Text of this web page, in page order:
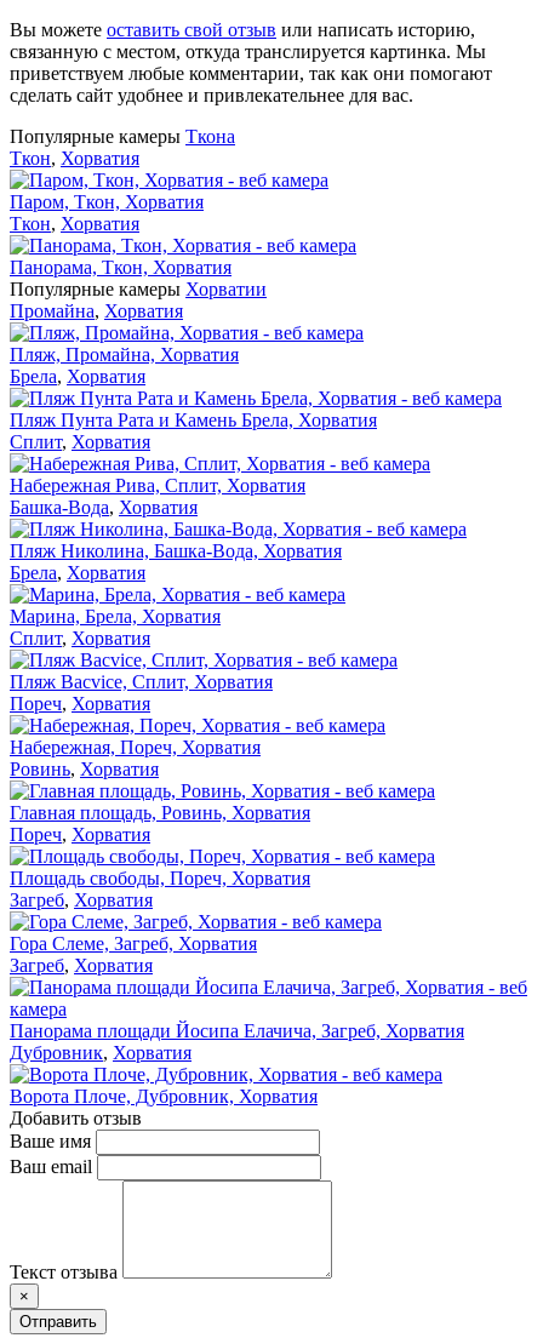
Вы можете оставить свой отзыв или написать историю,
связанную с местом, откуда транслируется картинка. Мы
приветствуем любые комментарии, так как они помогают
сделать сайт удобнее и привлекательнее для вас.
Популярные камеры Ткона
Ткон, Хорватия
Паром, Ткон, Хорватия
Ткон, Хорватия
Панорама, Ткон, Хорватия
Популярные камеры Хорватии
Промайна, Хорватия
Пляж, Промайна, Хорватия
Брела, Хорватия
Пляж Пунта Рата и Камень Брела, Хорватия
Сплит, Хорватия
Набережная Рива, Сплит, Хорватия
Башка-Вода, Хорватия
Пляж Николина, Башка-Вода, Хорватия
Брела, Хорватия
Марина, Брела, Хорватия
Сплит, Хорватия
Пляж Bacvice, Сплит, Хорватия
Пореч, Хорватия
Набережная, Пореч, Хорватия
Ровинь, Хорватия
Главная площадь, Ровинь, Хорватия
Пореч, Хорватия
Площадь свободы, Пореч, Хорватия
Загреб, Хорватия
Гора Слеме, Загреб, Хорватия
Загреб, Хорватия
Панорама площади Йосипа Елачича, Загреб, Хорватия
Дубровник, Хорватия
Ворота Плоче, Дубровник, Хорватия
Добавить отзыв
Ваше имя
Ваш email
Текст отзыва
×
Отправить